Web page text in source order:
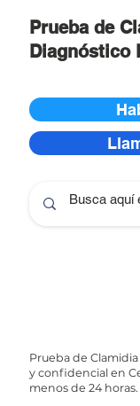
Prueba de
Diagnóstico
Prueba de
y confidencial en
menos de 24